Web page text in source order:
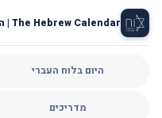
The Hebrew Calendar | הלוח העברי
היום בלוח העברי
מדריכים